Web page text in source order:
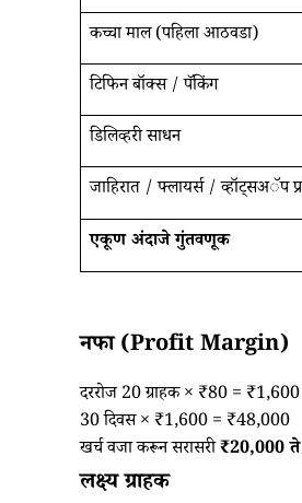
कच्चा माल (पहिला आठवडा)
टिफिन बॉक्स / पॅकिंग
डिलिव्हरी साधन
जाहिरात / फ्लायर्स / व्हॉट्सअॅप
एकूण अंदाजे गुंतवणूक
नफा (Profit Margin)
दररोज 20 ग्राहक × ₹80 = ₹1,600
30 दिवस × ₹1,600 = ₹48,000
खर्च वजा करून सरासरी₹20,000
लक्ष्य ग्राहक